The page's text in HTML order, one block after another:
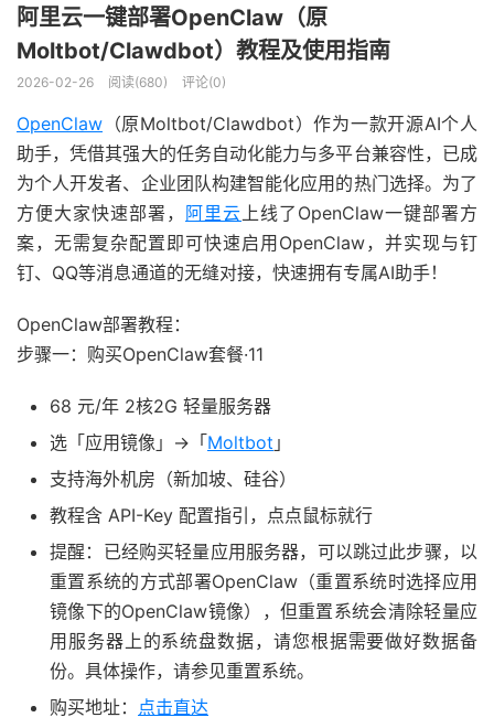
阿里云一键部署OpenClaw（原
Moltbot/Clawdbot）教程及使用指南
2026-02-26 阅读(680) 评论(0)
OpenClaw （原Moltbot/Clawdbot）作为一款开源AI个人
助手，凭借其强大的任务自动化能力与多平台兼容性，已成
为个人开发者、企业团队构建智能化应用的热门选择。为了
方便大家快速部署， 阿里云上线了OpenClaw一键部署方
案，无需复杂配置即可快速启用OpenClaw，并实现与钉
钉、QQ等消息通道的无缝对接，快速拥有专属AI助手！
OpenClaw部署教程：
步骤一：购买OpenClaw套餐·11
68 元/年 2核2G 轻量服务器
选「应用镜像」→「 Moltbot 」
支持海外机房（新加坡、硅谷）
教程含 API-Key 配置指引，点点鼠标就行
提醒：已经购买轻量应用服务器，可以跳过此步骤，以
重置系统的方式部署OpenClaw（重置系统时选择应用
镜像下的OpenClaw镜像），但重置系统会清除轻量应
用服务器上的系统盘数据，请您根据需要做好数据备
份。具体操作，请参见重置系统。
购买地址： 点击直达